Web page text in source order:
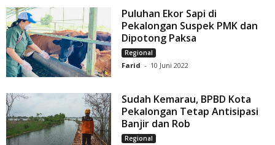
Puluhan Ekor Sapi di
Pekalongan Suspek PMK dan
Dipotong Paksa
Regional
Farid - 10 Juni 2022
Sudah Kemarau, BPBD Kota
Pekalongan Tetap Antisipasi
Banjir dan Rob
Regional